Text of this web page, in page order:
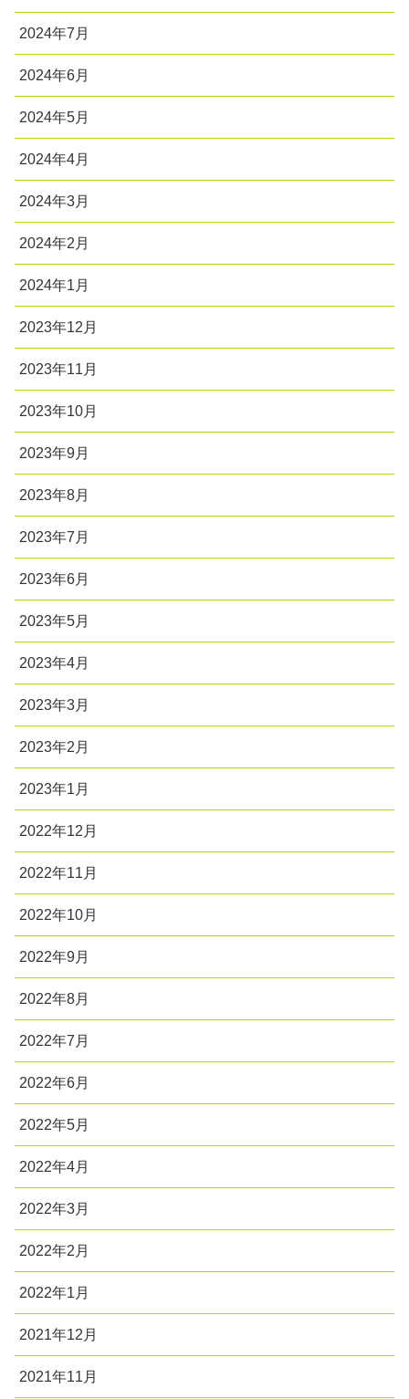
2024年7月
2024年6月
2024年5月
2024年4月
2024年3月
2024年2月
2024年1月
2023年12月
2023年11月
2023年10月
2023年9月
2023年8月
2023年7月
2023年6月
2023年5月
2023年4月
2023年3月
2023年2月
2023年1月
2022年12月
2022年11月
2022年10月
2022年9月
2022年8月
2022年7月
2022年6月
2022年5月
2022年4月
2022年3月
2022年2月
2022年1月
2021年12月
2021年11月